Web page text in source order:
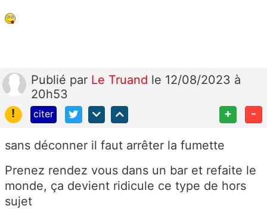
Publié par Le Truand le 12/08/2023 à
20h53
!
citer + -
sans déconner il faut arrêter la fumette
Prenez rendez vous dans un bar et refaite le
monde, ça devient ridicule ce type de hors
sujet